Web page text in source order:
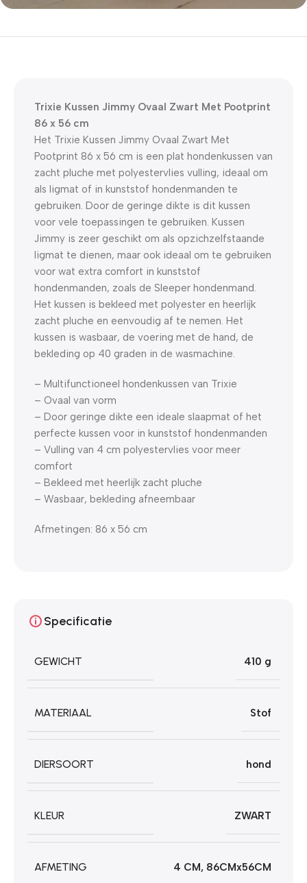
5% korting met code
Trixie Kussen Jimmy Ovaal Zwart Met Pootprint
86 x 56 cm
Het Trixie Kussen Jimmy Ovaal Zwart Met
Pootprint 86 x 56 cm is een plat hondenkussen van
zacht pluche met polyestervlies vulling, ideaal om
als ligmat of in kunststof hondenmanden te
gebruiken. Door de geringe dikte is dit kussen
voor vele toepassingen te gebruiken. Kussen
Jimmy is zeer geschikt om als opzichzelfstaande
ligmat te dienen, maar ook ideaal om te gebruiken
voor wat extra comfort in kunststof
hondenmanden, zoals de Sleeper hondenmand.
Het kussen is bekleed met polyester en heerlijk
zacht pluche en eenvoudig af te nemen. Het
kussen is wasbaar, de voering met de hand, de
bekleding op 40 graden in de wasmachine.
– Multifunctioneel hondenkussen van Trixie
– Ovaal van vorm
– Door geringe dikte een ideale slaapmat of het
perfecte kussen voor in kunststof hondenmanden
– Vulling van 4 cm polyestervlies voor meer
comfort
– Bekleed met heerlijk zacht pluche
– Wasbaar, bekleding afneembaar
Afmetingen: 86 x 56 cm
Specificatie
GEWICHT 410 g
MATERIAAL Stof
DIERSOORT hond
KLEUR ZWART
AFMETING 4 CM, 86CMx56CM